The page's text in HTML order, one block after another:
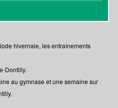
hivernale, les entraînements
Dontilly.
au gymnase et une semaine sur